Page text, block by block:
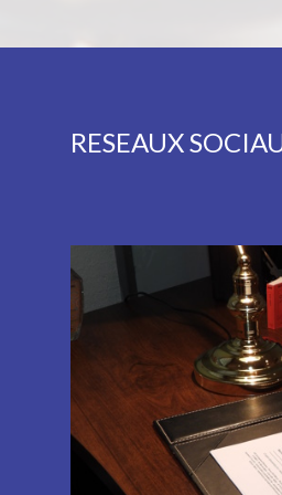
RESEAUX